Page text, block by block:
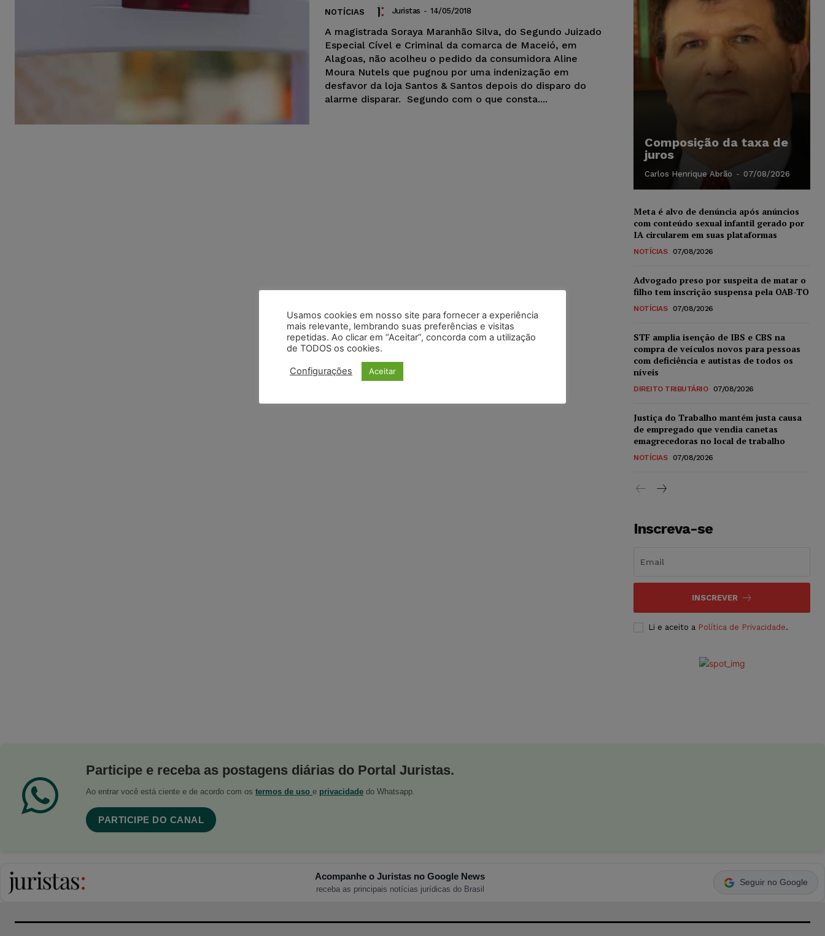
NOTÍCIAS Juristas - 14/05/2018
A magistrada Soraya Maranhão Silva, do Segundo Juizado
Especial Cível e Criminal da comarca de Maceió, em
Alagoas, não acolheu o pedido da consumidora Aline
Moura Nutels que pugnou por uma indenização em
desfavor da loja Santos & Santos depois do disparo do
alarme disparar. Segundo com o que consta....
Composição da taxa de
juros
Carlos Henrique Abrão - 07/08/2026
Meta é alvo de denúncia após anúncios
com conteúdo sexual infantil gerado por
IA circularem em suas plataformas
NOTÍCIAS 07/08/2026
Advogado preso por suspeita de matar o
filho tem inscrição suspensa pela OAB-TO
NOTÍCIAS 07/08/2026
STF amplia isenção de IBS e CBS na
compra de veículos novos para pessoas
com deficiência e autistas de todos os
níveis
DIREITO TRIBUTÁRIO 07/08/2026
Justiça do Trabalho mantém justa causa
de empregado que vendia canetas
emagrecedoras no local de trabalho
NOTÍCIAS 07/08/2026
Inscreva-se
INSCREVER
Li e aceito a Política de Privacidade.
Participe e receba as postagens diárias do Portal Juristas.
Ao entrar você está ciente e de acordo com os termos de uso e privacidade do Whatsapp.
PARTICIPE DO CANAL
Acompanhe o Juristas no Google News
receba as principais notícias jurídicas do Brasil
Seguir no Google
Usamos cookies em nosso site para fornecer a experiência
mais relevante, lembrando suas preferências e visitas
repetidas. Ao clicar em “Aceitar”, concorda com a utilização
de TODOS os cookies.
Configurações Aceitar